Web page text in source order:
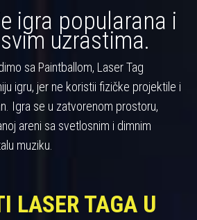
igra popularana i
uzrastima.
sa Paintballom, Laser Tag
igru, jer ne koristii fizičke projektile i
Igra se u zatvorenom prostoru,
areni sa svetlosnim i dimnim
muziku.
LASER TAGA U